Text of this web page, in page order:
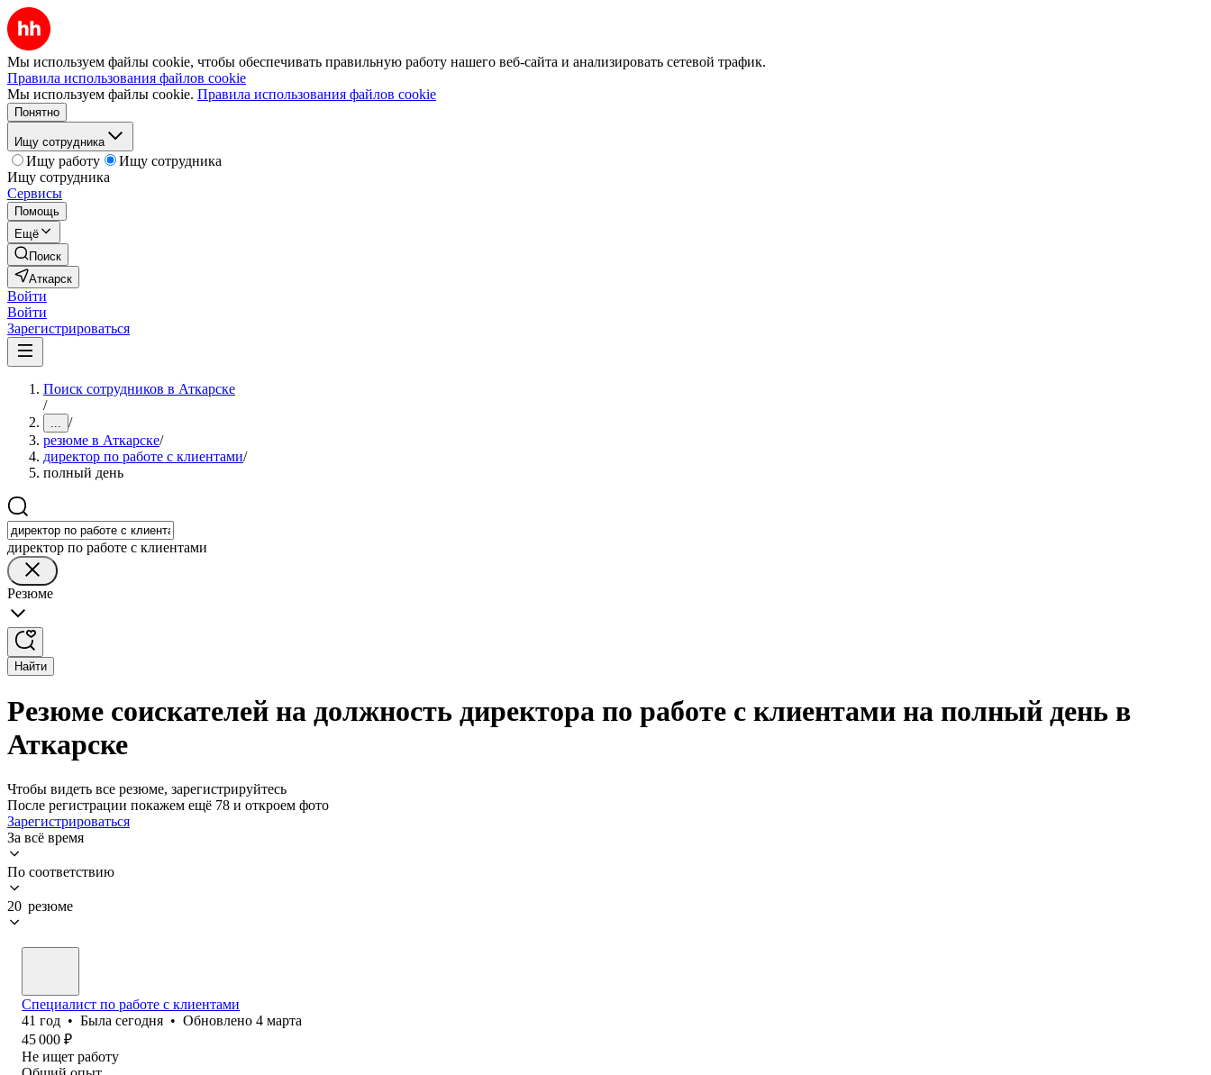
Мы используем файлы cookie, чтобы обеспечивать правильную работу нашего веб-сайта и анализировать сетевой трафик.
Правила использования файлов cookie
Мы используем файлы cookie. Правила использования файлов cookie
Понятно
Ищу сотрудника
Ищу работу
Ищу сотрудника
Ищу сотрудника
Сервисы
Помощь
Ещё
Поиск
Аткарск
Войти
Войти
Зарегистрироваться
Поиск сотрудников в Аткарске
/
... /
резюме в Аткарске/
директор по работе с клиентами/
полный день
директор по работе с клиентами
Резюме
Найти
Резюме соискателей на должность директора по работе с клиентами на полный день в
Аткарске
Чтобы видеть все резюме, зарегистрируйтесь
После регистрации покажем ещё 78 и откроем фото
Зарегистрироваться
За всё время
По соответствию
20 резюме
Специалист по работе с клиентами
41 год • Была сегодня • Обновлено 4 марта
45 000 ₽
Не ищет работу